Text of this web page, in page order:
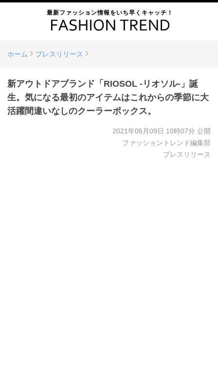
最新ファッション情報をいち早くキャッチ！
ホーム プレスリリース
新アウトドアブランド「RIOSOL -リオソル-」誕
生。気になる最初のアイテムはこれからの季節に大
活躍間違いなしのクーラーボックス。
2021年06月09日 10時07分 公開
ファッショントレンド編集部
プレスリリース